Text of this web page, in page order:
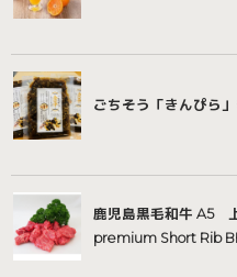
ごちそう「きんぴら
鹿児島黒毛和牛 A5
premium Short Rib